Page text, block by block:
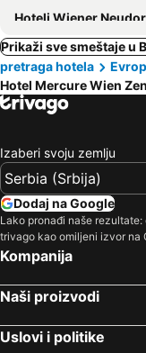
Hoteli Wiener
Prikaži sve smeštaje u
pretraga hotela
Hotel Mercure Wien
Izaberi svoju zemlju
Dodaj na Google
Lako pronađi naše rezultate:
trivago kao omiljeni izvor na
Kompanija
Naši proizvodi
Uslovi i politike